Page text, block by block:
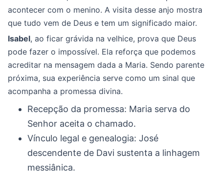
acontecer com o menino. A visita desse anjo mostra
que tudo vem de Deus e tem um significado maior.
Isabel, ao ficar grávida na velhice, prova que Deus
pode fazer o impossível. Ela reforça que podemos
acreditar na mensagem dada a Maria. Sendo parente
próxima, sua experiência serve como um sinal que
acompanha a promessa divina.
Recepção da promessa: Maria serva do
Senhor aceita o chamado.
Vínculo legal e genealogia: José
descendente de Davi sustenta a linhagem
messiânica.